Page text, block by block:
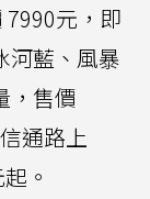
7990元，即
河藍、風暴
，售價
通路上
。